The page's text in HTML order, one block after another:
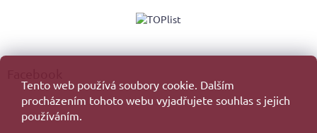
Tento web používá soubory cookie. Dalším
procházením tohoto webu vyjadřujete souhlas s jejich
používáním.